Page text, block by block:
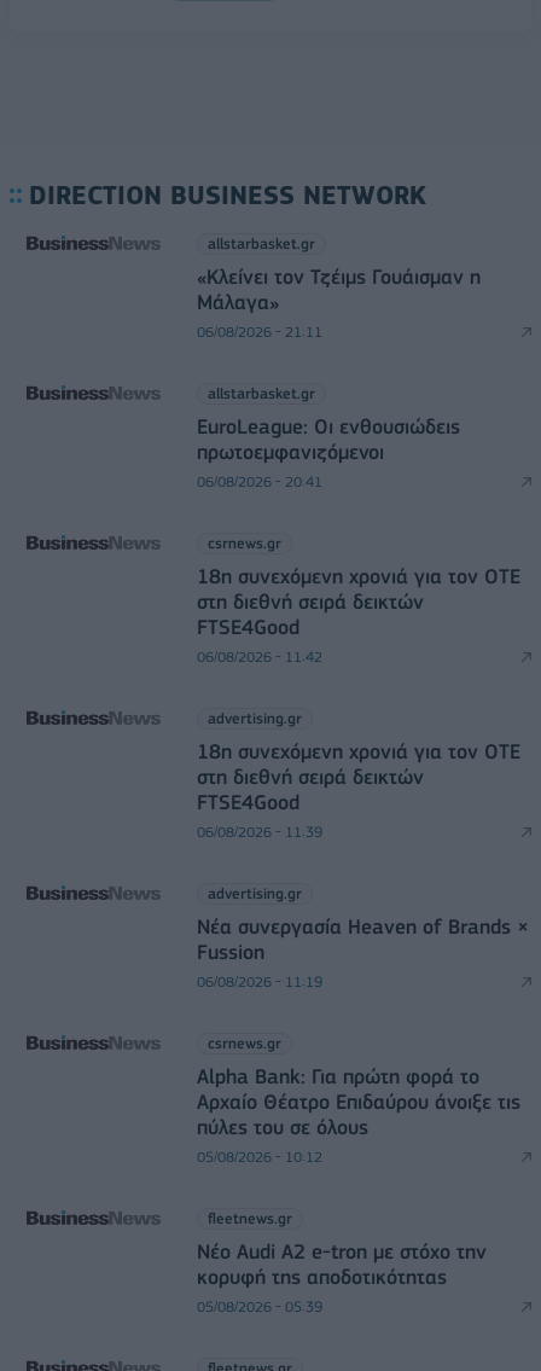
DIRECTION BUSINESS NETWORK
allstarbasket.gr
«Κλείνει τον Τζέιμς Γουάισμαν η
Μάλαγα»
06/08/2026 - 21:11
allstarbasket.gr
EuroLeague: Οι ενθουσιώδεις
πρωτοεμφανιζόμενοι
06/08/2026 - 20:41
csrnews.gr
18η συνεχόμενη χρονιά για τον ΟΤΕ
στη διεθνή σειρά δεικτών
FTSE4Good
06/08/2026 - 11:42
advertising.gr
18η συνεχόμενη χρονιά για τον ΟΤΕ
στη διεθνή σειρά δεικτών
FTSE4Good
06/08/2026 - 11:39
advertising.gr
Νέα συνεργασία Heaven of Brands ×
Fussion
06/08/2026 - 11:19
csrnews.gr
Alpha Bank: Για πρώτη φορά το
Αρχαίο Θέατρο Επιδαύρου άνοιξε τις
πύλες του σε όλους
05/08/2026 - 10:12
fleetnews.gr
Νέο Audi A2 e-tron με στόχο την
κορυφή της αποδοτικότητας
05/08/2026 - 05:39